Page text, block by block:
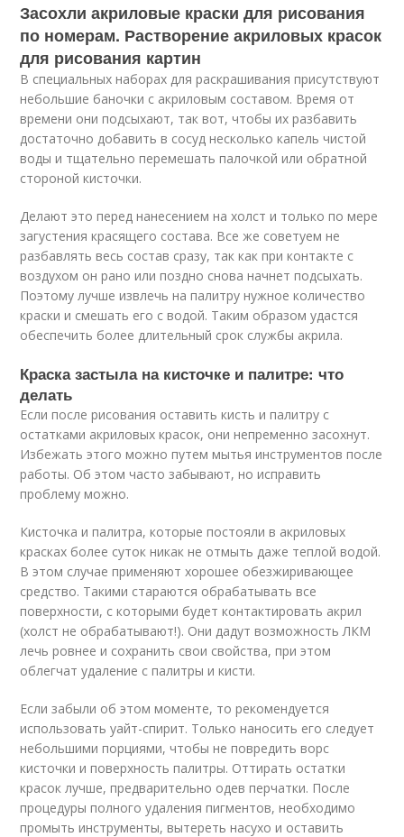
Засохли акриловые краски для рисования
по номерам. Растворение акриловых красок
для рисования картин
В специальных наборах для раскрашивания присутствуют
небольшие баночки с акриловым составом. Время от
времени они подсыхают, так вот, чтобы их разбавить
достаточно добавить в сосуд несколько капель чистой
воды и тщательно перемешать палочкой или обратной
стороной кисточки.
Делают это перед нанесением на холст и только по мере
загустения красящего состава. Все же советуем не
разбавлять весь состав сразу, так как при контакте с
воздухом он рано или поздно снова начнет подсыхать.
Поэтому лучше извлечь на палитру нужное количество
краски и смешать его с водой. Таким образом удастся
обеспечить более длительный срок службы акрила.
Краска застыла на кисточке и палитре: что
делать
Если после рисования оставить кисть и палитру с
остатками акриловых красок, они непременно засохнут.
Избежать этого можно путем мытья инструментов после
работы. Об этом часто забывают, но исправить
проблему можно.
Кисточка и палитра, которые постояли в акриловых
красках более суток никак не отмыть даже теплой водой.
В этом случае применяют хорошее обезжиривающее
средство. Такими стараются обрабатывать все
поверхности, с которыми будет контактировать акрил
(холст не обрабатывают!). Они дадут возможность ЛКМ
лечь ровнее и сохранить свои свойства, при этом
облегчат удаление с палитры и кисти.
Если забыли об этом моменте, то рекомендуется
использовать уайт-спирит. Только наносить его следует
небольшими порциями, чтобы не повредить ворс
кисточки и поверхность палитры. Оттирать остатки
красок лучше, предварительно одев перчатки. После
процедуры полного удаления пигментов, необходимо
промыть инструменты, вытереть насухо и оставить